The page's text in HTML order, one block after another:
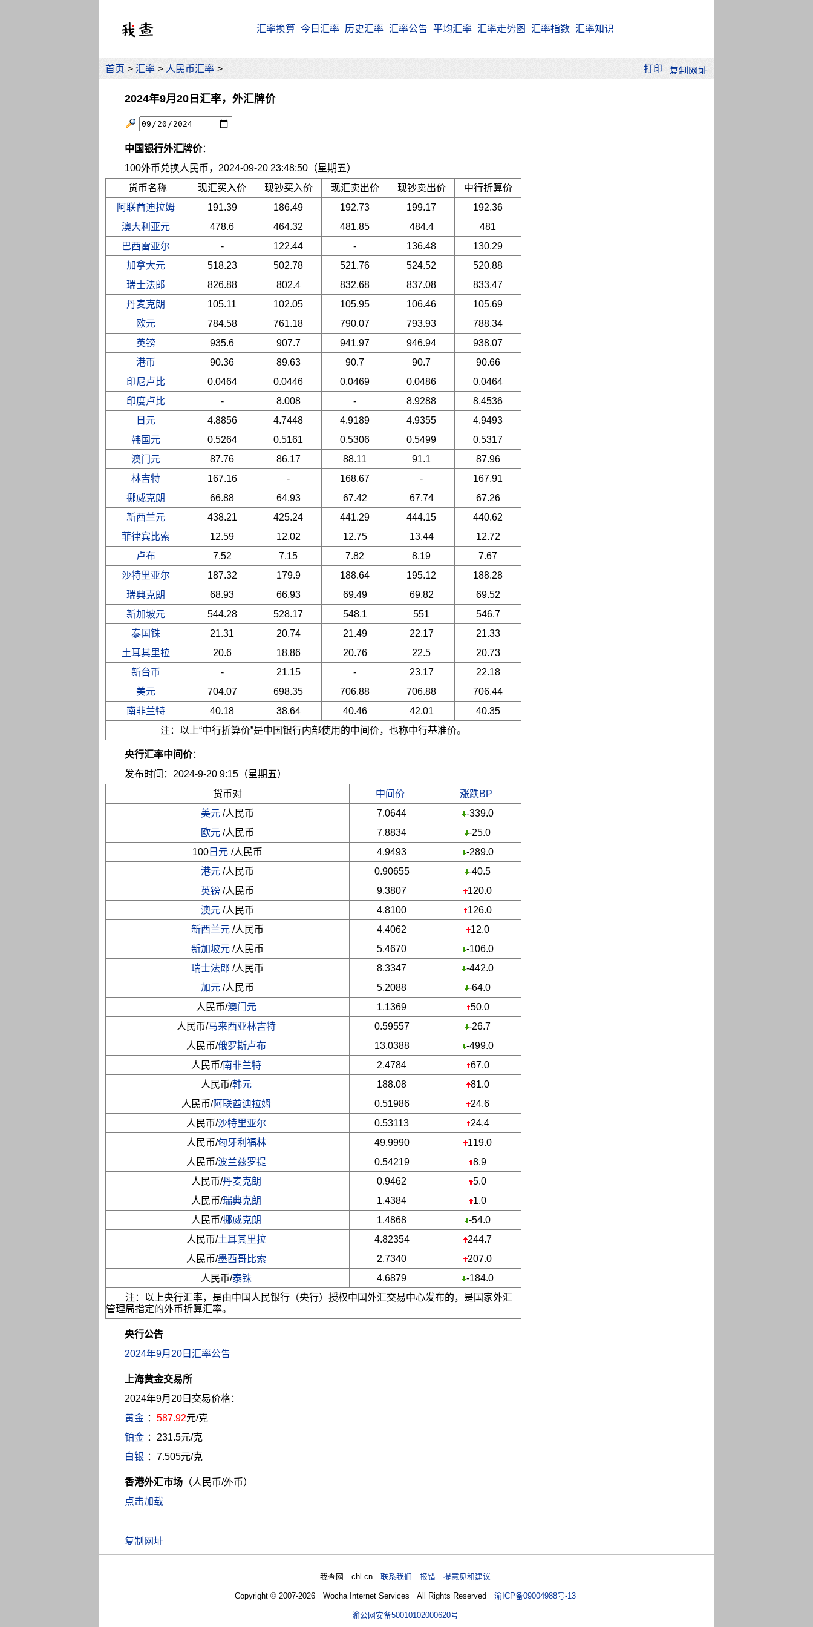
汇率换算 今日汇率 历史汇率 汇率公告 平均汇率 汇率走势图 汇率指数 汇率知识
首页 > 汇率 > 人民币汇率 > 打印
2024年9月20日汇率，外汇牌价
中国银行外汇牌价：
100外币兑换人民币，2024-09-20 23:48:50（星期五）
货币名称
现汇买入价 现钞买入价 现汇卖出价 现钞卖出价
中行折算价
阿联酋迪拉姆
191.39 186.49 192.73 199.17
192.36
澳大利亚元
478.6 464.32 481.85 484.4
481
巴西雷亚尔
- 122.44 - 136.48
130.29
加拿大元
518.23 502.78 521.76 524.52
520.88
瑞士法郎
826.88 802.4 832.68 837.08
833.47
丹麦克朗
105.11 102.05 105.95 106.46
105.69
欧元
784.58 761.18 790.07 793.93
788.34
英镑
935.6 907.7 941.97 946.94
938.07
港币
90.36 89.63 90.7 90.7
90.66
印尼卢比
0.0464 0.0446 0.0469 0.0486
0.0464
印度卢比
- 8.008 - 8.9288
8.4536
日元
4.8856 4.7448 4.9189 4.9355
4.9493
韩国元
0.5264 0.5161 0.5306 0.5499
0.5317
澳门元
87.76 86.17 88.11 91.1
87.96
林吉特
167.16 - 168.67 -
167.91
挪威克朗
66.88 64.93 67.42 67.74
67.26
新西兰元
438.21 425.24 441.29 444.15
440.62
菲律宾比索
12.59 12.02 12.75 13.44
12.72
卢布
7.52 7.15 7.82 8.19
7.67
沙特里亚尔
187.32 179.9 188.64 195.12
188.28
瑞典克朗
68.93 66.93 69.49 69.82
69.52
新加坡元
544.28 528.17 548.1 551
546.7
泰国铢
21.31 20.74 21.49 22.17
21.33
土耳其里拉
20.6 18.86 20.76 22.5
20.73
新台币
- 21.15 - 23.17
22.18
美元
704.07 698.35 706.88 706.88
706.44
南非兰特
40.18 38.64 40.46 42.01
40.35
注：以上“中行折算价”是中国银行内部使用的中间价，也称中行基准价。
央行汇率中间价：
发布时间：2024-9-20 9:15（星期五）
货币对
中间价
涨跌BP
美元 /人民币 7.0644
-339.0
欧元 /人民币 7.8834
-25.0
100 日元 /人民币 4.9493
-289.0
港元 /人民币 0.90655
-40.5
英镑 /人民币 9.3807
120.0
澳元 /人民币 4.8100
126.0
新西兰元 /人民币 4.4062
12.0
新加坡元 /人民币 5.4670
-106.0
瑞士法郎 /人民币 8.3347
-442.0
加元 /人民币 5.2088
-64.0
人民币/澳门元 1.1369
50.0
人民币/马来西亚林吉特 0.59557
-26.7
人民币/俄罗斯卢布 13.0388
-499.0
人民币/南非兰特 2.4784
67.0
人民币/韩元 188.08
81.0
人民币/阿联酋迪拉姆 0.51986
24.6
人民币/沙特里亚尔 0.53113
24.4
人民币/匈牙利福林 49.9990
119.0
人民币/波兰兹罗提 0.54219
8.9
人民币/丹麦克朗 0.9462
5.0
人民币/瑞典克朗 1.4384
1.0
人民币/挪威克朗 1.4868
-54.0
人民币/土耳其里拉 4.82354
244.7
人民币/墨西哥比索 2.7340
207.0
人民币/泰铢 4.6879
-184.0
注：以上央行汇率，是由中国人民银行（央行）授权中国外汇交易中心发布的，是国家外汇
管理局指定的外币折算汇率。
央行公告
2024年9月20日汇率公告
上海黄金交易所
2024年9月20日交易价格：
黄金 ： 587.92元/克
铂金 ：231.5元/克
白银 ：7.505元/克
香港外汇市场 （人民币/外币）
点击加载
我查网 chl.cn联系我们 报错 提意见和建议
Copyright © 2007-2026 Wocha Internet Services All Rights Reserved渝ICP备09004988号-13
渝公网安备50010102000620号